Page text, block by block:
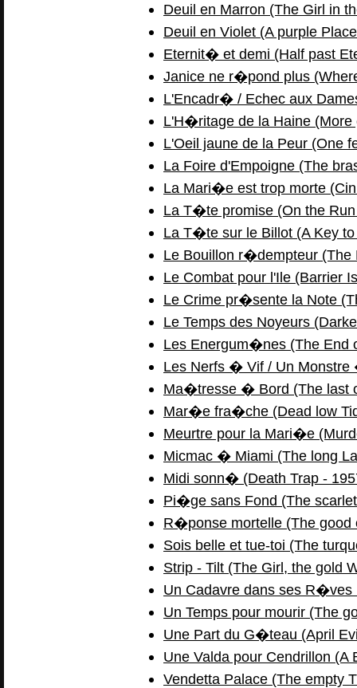
Deuil en Marron (The Girl in
Deuil en Violet (A purple
Eternit� et demi (Half past
Janice ne r�pond plus
L'Encadr� / Echec aux
L'H�ritage de la Haine (More
L'Oeil jaune de la Peur (One
La Foire d'Empoigne (The
La Mari�e est trop morte
La T�te promise (On the
La T�te sur le Billot (A Key
Le Bouillon r�dempteur (The
Le Combat pour l'Ile (Barrier
Le Crime pr�sente la Note
Le Temps des Noyeurs
Les Energum�nes (The End
Les Nerfs � Vif / Un
Ma�tresse � Bord (The last
Mar�e fra�che (Dead low
Meurtre pour la Mari�e
Micmac � Miami (The long
Midi sonn� (Death Trap -
Pi�ge sans Fond (The
R�ponse mortelle (The good
Sois belle et tue-toi (The
Strip - Tilt (The Girl, the gold
Un Cadavre dans ses R�ves
Un Temps pour mourir (The
Une Part du G�teau (April
Une Valda pour Cendrillon (A
Vendetta Palace (The empty